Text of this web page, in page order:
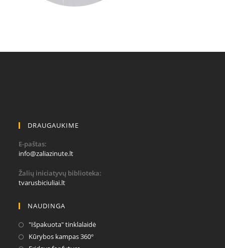
DRAUGAUKIME
E-paštas:
info@zaliazinute.ltOpens
your
Žalių iniciatyvų biblioteka:
tvarusbiciuliai.lt
NAUDINGA
"Išpakuota" tinklalaidėOpens
Kūrybos kampas 360°